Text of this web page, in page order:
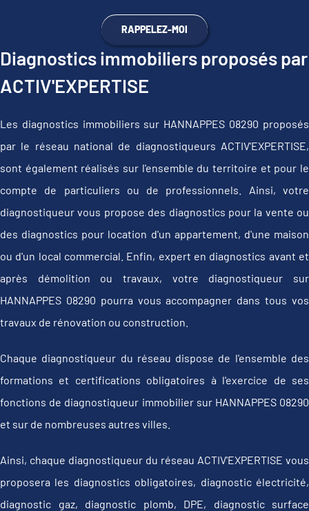
RAPPELEZ-MOI
Diagnostics immobiliers proposés par
ACTIV'EXPERTISE
Les diagnostics immobiliers sur HANNAPPES 08290 proposés
par le réseau national de diagnostiqueurs ACTIV'EXPERTISE,
sont également réalisés sur l'ensemble du territoire et pour le
compte de particuliers ou de professionnels. Ainsi, votre
diagnostiqueur vous propose des diagnostics pour la vente ou
des diagnostics pour location d'un appartement, d'une maison
ou d'un local commercial. Enfin, expert en diagnostics avant et
après démolition ou travaux, votre diagnostiqueur sur
HANNAPPES 08290 pourra vous accompagner dans tous vos
travaux de rénovation ou construction.
Chaque diagnostiqueur du réseau dispose de l'ensemble des
formations et certifications obligatoires à l'exercice de ses
fonctions de diagnostiqueur immobilier sur HANNAPPES 08290
et sur de nombreuses autres villes.
Ainsi, chaque diagnostiqueur du réseau ACTIV'EXPERTISE vous
proposera les diagnostics obligatoires, diagnostic électricité,
diagnostic gaz, diagnostic plomb, DPE, diagnostic surface